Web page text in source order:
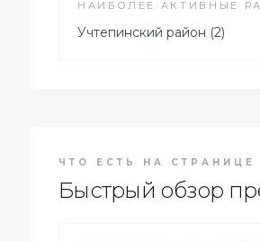
НАИБОЛЕЕ АКТИВНЫЕ
Учтепинский район (2)
ЧТО ЕСТЬ НА СТРАНИЦЕ
Быстрый обзор